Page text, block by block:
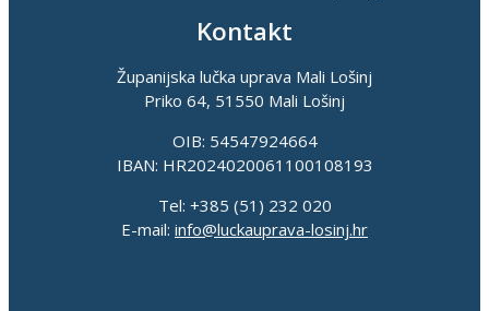
Kontakt
Županijska lučka uprava Mali Lošinj
Priko 64, 51550 Mali Lošinj
OIB: 54547924664
IBAN: HR2024020061100108193
Tel: +385 (51) 232 020
E-mail: info@luckauprava-losinj.hr